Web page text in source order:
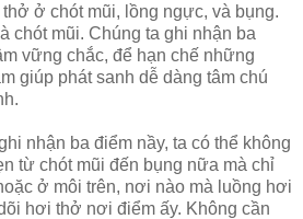
ở chót mũi, lồng ngực, và bụng.
chót mũi. Chúng ta ghi nhận ba
vững chắc, để hạn chế những
giúp phát sanh dễ dàng tâm chú
nhận ba điểm nầy, ta có thể không
từ chót mũi đến bụng nữa mà chỉ
ở môi trên, nơi nào mà luồng hơi
hơi thở nơi điểm ấy. Không cần